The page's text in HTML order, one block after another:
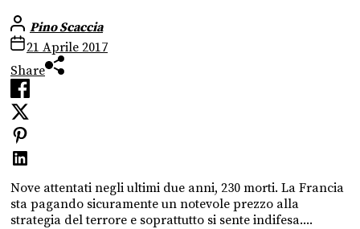
Pino Scaccia
21 Aprile 2017
Share
Nove attentati negli ultimi due anni, 230 morti. La Francia
sta pagando sicuramente un notevole prezzo alla
strategia del terrore e soprattutto si sente indifesa....